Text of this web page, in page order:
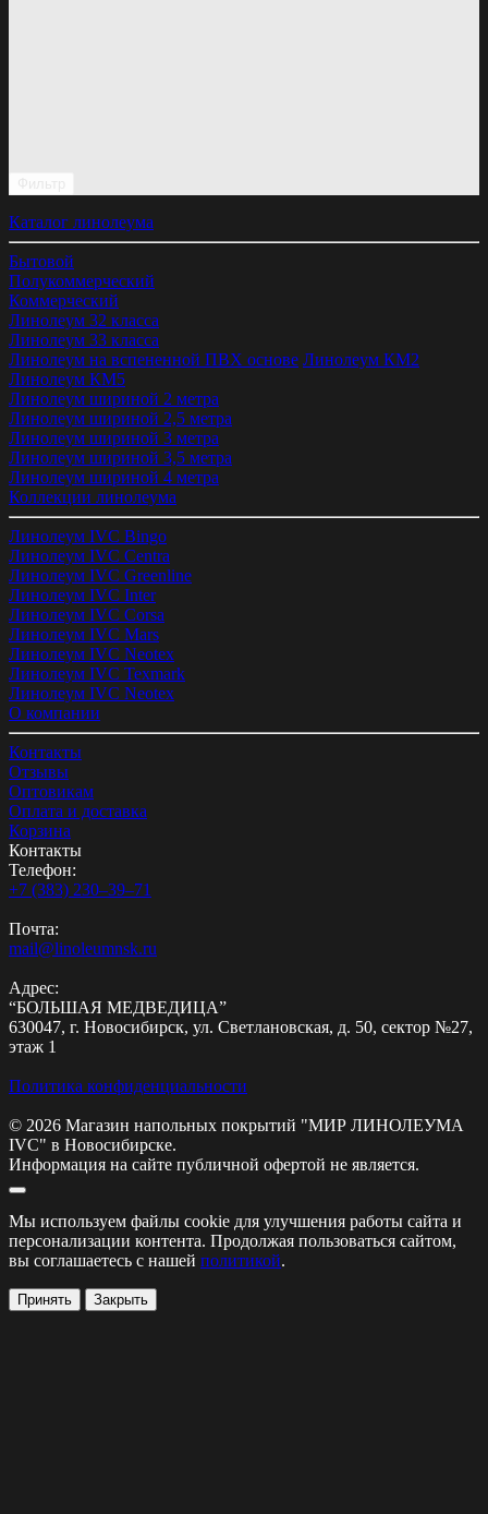
Каталог линолеума
Бытовой
Полукоммерческий
Коммерческий
Линолеум 32 класса
Линолеум 33 класса
Линолеум на вспененной ПВХ основе Линолеум КМ2
Линолеум КМ5
Линолеум шириной 2 метра
Линолеум шириной 2,5 метра
Линолеум шириной 3 метра
Линолеум шириной 3,5 метра
Линолеум шириной 4 метра
Коллекции линолеума
Линолеум IVC Bingo
Линолеум IVC Centra
Линолеум IVC Greenline
Линолеум IVC Inter
Линолеум IVC Corsa
Линолеум IVC Mars
Линолеум IVC Neotex
Линолеум IVC Texmark
Линолеум IVC Neotex
О компании
Контакты
Отзывы
Оптовикам
Оплата и доставка
Корзина
Контакты
Телефон:
+7 (383) 230‒39‒71
Почта:
mail@linoleumnsk.ru
Адрес:
“БОЛЬШАЯ МЕДВЕДИЦА”
630047, г. Новосибирск, ул. Светлановская, д. 50, сектор №27,
этаж 1
Политика конфиденциальности
© 2026 Магазин напольных покрытий "МИР ЛИНОЛЕУМА
IVC" в Новосибирске.
Информация на сайте публичной офертой не является.
Мы используем файлы cookie для улучшения работы сайта и
персонализации контента. Продолжая пользоваться сайтом,
вы соглашаетесь с нашей политикой.
Принять Закрыть